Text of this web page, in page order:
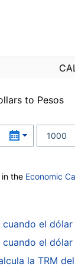
to Pesos
in the Economic
cuando el dólar
cuando el dólar
la TRM